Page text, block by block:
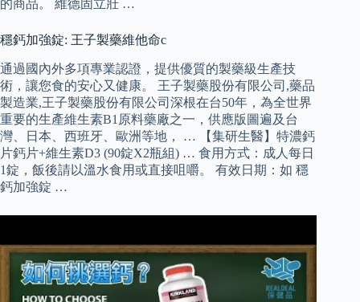
的商品。 維德固立壯 …
穩鈣加強錠: 王子製藥維他命c
通過國內外多項專業認證，提供優質的製藥級生產技
術，讓您食的安心又健康。 王子製藥股份有限公司,藥品
製造業,王子製藥股份有限公司深根在台50年，為全世界
重要的生產維生素B1原料藥廠之一，供應版圖遍及台
灣、日本、西班牙、歐洲等地， … 【集研生醫】特濃鈣
片鈣片+維生素D3 (90錠X2瓶組) … 食用方式：成人每日
1錠，飯後請以溫水食用或直接咀嚼。 有效日期：如 穩
鈣加強錠 …